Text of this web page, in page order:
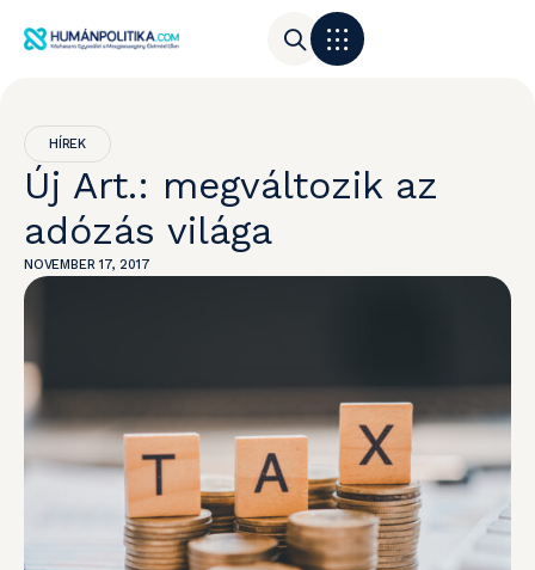
HÍREK
Új Art.: megváltozik az
adózás világa
NOVEMBER 17, 2017